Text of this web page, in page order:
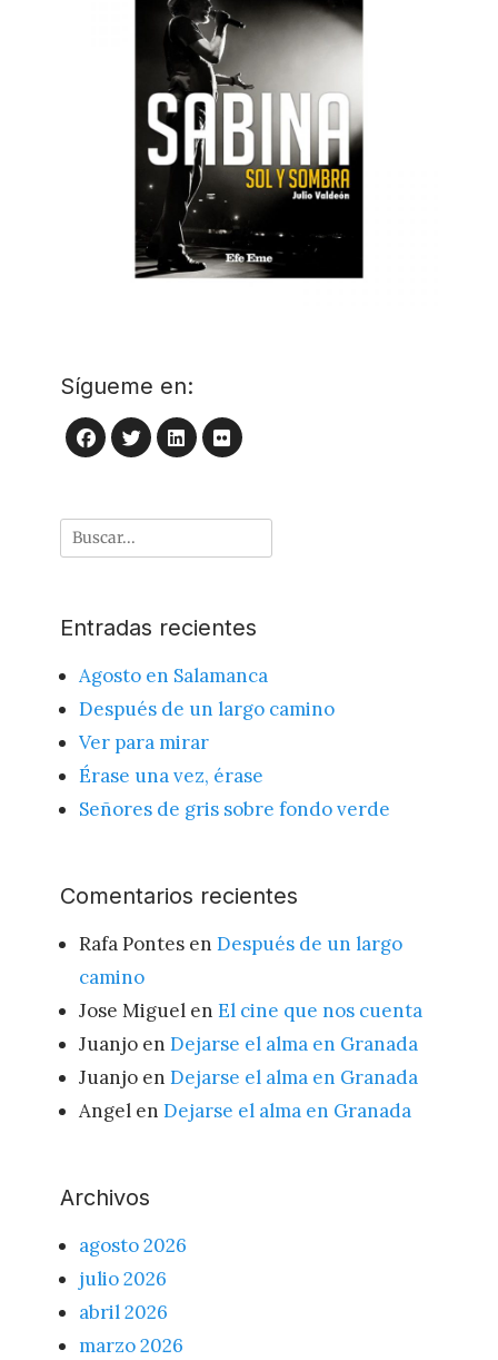
Sígueme en:
Facebook
Twitter
LinkedIn
Flickr
Buscar
Entradas recientes
Agosto en Salamanca
Después de un largo camino
Ver para mirar
Érase una vez, érase
Señores de gris sobre fondo verde
Comentarios recientes
Rafa Pontes en Después de un largo
camino
Jose Miguel en El cine que nos cuenta
Juanjo en Dejarse el alma en Granada
Juanjo en Dejarse el alma en Granada
Angel en Dejarse el alma en Granada
Archivos
agosto 2026
julio 2026
abril 2026
marzo 2026